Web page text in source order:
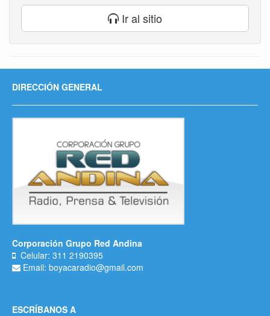
Ir al sitio
DIRECCIÓN GENERAL
Corporación Grupo Red Andina
Celular: 311 2190395
Email: boyacaradio@gmail.com
ESCRÍBANOS A